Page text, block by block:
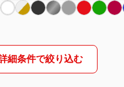
細条件で絞り込む